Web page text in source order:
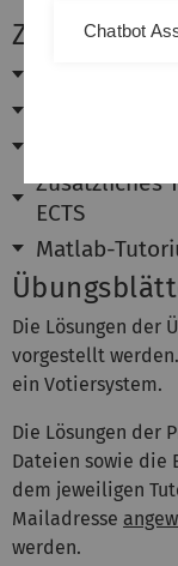
Zeiten
Zusätzliches
ECTS
Matlab-
Die Lösungen der
vorgestellt
ein Votiersystem.
Die Lösungen der
Dateien sowie die
dem jeweiligen
Mailadresse
werden.
Chatbot